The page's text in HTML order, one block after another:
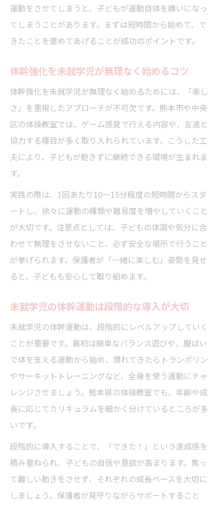
運動をさせてしまうと、子どもが運動自体を嫌いになっ
てしまうことがあります。まずは短時間から始めて、で
きたことを褒めてあげることが成功のポイントです。
体幹強化を未就学児が無理なく始めるコツ
体幹強化を未就学児が無理なく始めるためには、「楽し
さ」を重視したアプローチが不可欠です。熊本市や中央
区の体操教室では、ゲーム感覚で行える内容や、友達と
協力する種目が多く取り入れられています。こうした工
夫により、子どもが飽きずに継続できる環境が生まれま
す。
実践の際は、1回あたり10～15分程度の短時間からスタ
ートし、徐々に運動の種類や難易度を増やしていくこと
が大切です。注意点としては、子どもの体調や気分に合
わせて無理をさせないこと、必ず安全な場所で行うこと
が挙げられます。保護者が「一緒に楽しむ」姿勢を見せ
ると、子どもも安心して取り組めます。
未就学児の体幹運動は段階的な導入が大切
未就学児の体幹運動は、段階的にレベルアップしていく
ことが重要です。最初は簡単なバランス遊びや、腹ばい
で体を支える運動から始め、慣れてきたらトランポリン
やサーキットトレーニングなど、全身を使う運動にチャ
レンジさせましょう。熊本県の体操教室でも、年齢や成
長に応じてカリキュラムを細かく分けているところが多
いです。
段階的に導入することで、「できた！」という達成感を
積み重ねられ、子どもの自信や意欲が高まります。焦っ
て難しい動きをさせず、それぞれの成長ペースを大切に
しましょう。保護者が見守りながらサポートすること